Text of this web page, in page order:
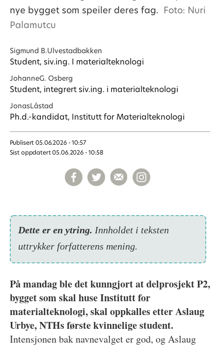
nye bygget som speiler deres fag. Foto: Nuri
Palamutcu
Sigmund B.Ulvestadbakken
Student, siv.ing. I materialteknologi
JohanneG. Osberg
Student, integrert siv.ing. i materialteknologi
JonasLåstad
Ph.d.-kandidat, Institutt for Materialteknologi
Publisert
05.06.2026 - 10:57
Sist oppdatert
05.06.2026 - 10:58
Dette er en ytring. Inn­holdet i teksten
uttrykker forfatterens mening.
På mandag ble det kunngjort at delprosjekt P2,
bygget som skal huse Institutt for
materialteknologi, skal oppkalles etter Aslaug
Urbye, NTHs første kvinnelige student.
Intensjonen bak navnevalget er god, og Aslaug